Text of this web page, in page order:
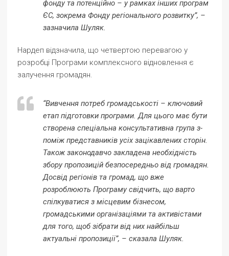
фонду та потенційно – у рамках інших програм
ЄС, зокрема Фонду регіонального розвитку”, –
зазначила Шуляк.
Нардеп відзначила, що четвертою перевагою у
розробці Програми комплексного відновлення є
залучення громадян.
“Вивчення потреб громадськості – ключовий
етап підготовки програми. Для цього має бути
створена спеціальна консультативна група з-
поміж представників усіх зацікавлених сторін.
Також законодавчо закладена необхідність
збору пропозицій безпосередньо від громадян.
Досвід регіонів та громад, що вже
розроблюють Програму свідчить, що варто
спілкуватися з місцевим бізнесом,
громадськими організаціями та активістами
для того, щоб зібрати від них найбільш
актуальні пропозиції”, – сказала Шуляк.